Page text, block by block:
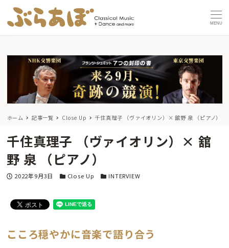
MENU
ホーム 記事一覧 Close Up 千住真理子 （ヴァイオリン）× 舘野 泉 （ピアノ）
千住真理子 （ヴァイオリン）× 舘
野 泉 （ピアノ）
投稿日
2022年9月3日 カテゴリー
Close Up カテゴリー
INTERVIEW
こころ穏やかに音楽で語り合う